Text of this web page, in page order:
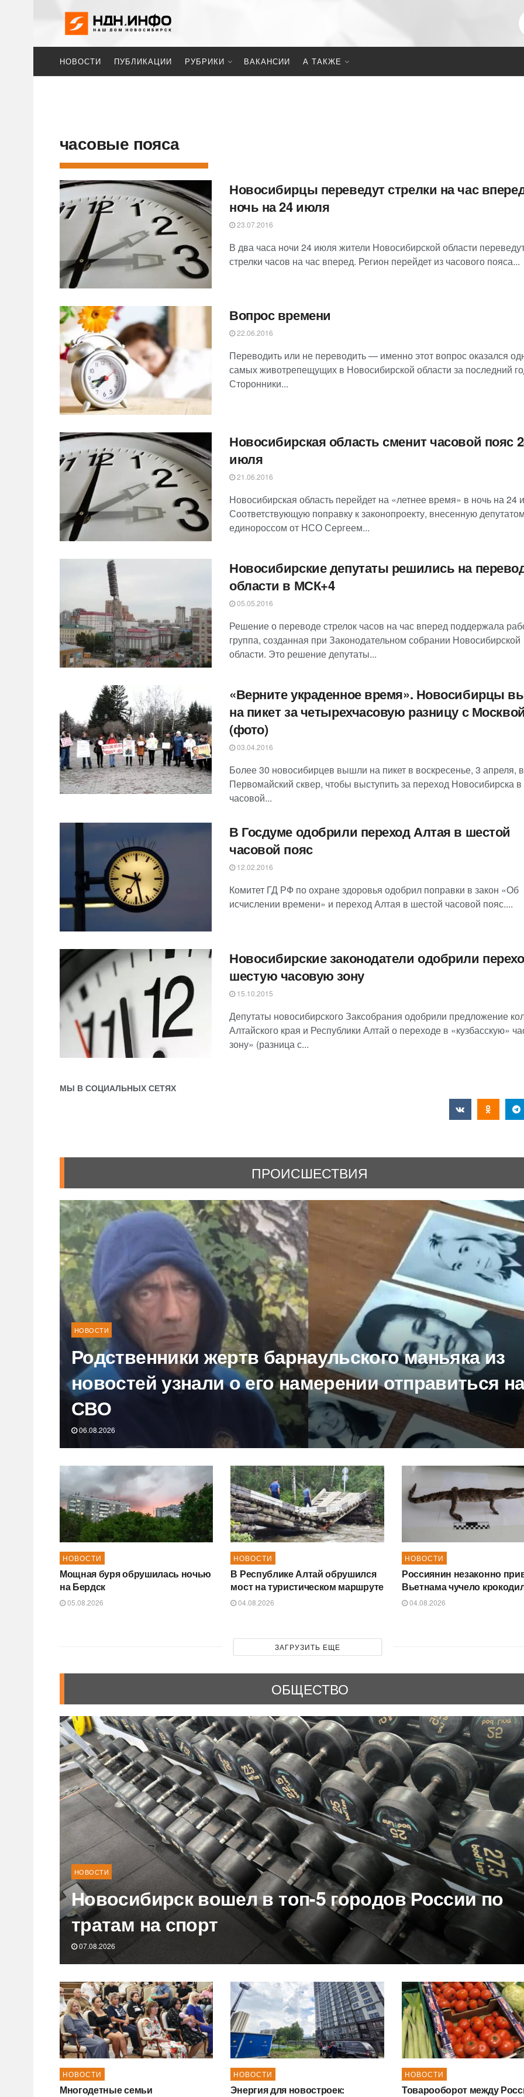
НОВОСТИ ПУБЛИКАЦИИ РУБРИКИ ВАКАНСИИ А ТАКЖЕ
часовые пояса
Новосибирцы переведут стрелки на час
ночь на 24 июля
23.07.2016
В два часа ночи 24 июля жители Новосибирской области
стрелки часов на час вперед. Регион перейдет из часового пояса...
Вопрос времени
22.06.2016
Переводить или не переводить — именно этот вопрос оказался
самых животрепещущих в Новосибирской области за последний
Сторонники...
Новосибирская область сменит часовой пояс
июля
21.06.2016
Новосибирская область перейдет на «летнее время» в ночь на 24
Соответствующую поправку к законопроекту, внесенную
единороссом от НСО Сергеем...
Новосибирские депутаты решились на
области в МСК+4
05.05.2016
Решение о переводе стрелок часов на час вперед поддержала
группа, созданная при Законодательном собрании Новосибирской
области. Это решение депутаты...
«Верните украденное время». Новосибирцы
на пикет за четырехчасовую разницу с
(фото)
03.04.2016
Более 30 новосибирцев вышли на пикет в воскресенье, 3 апреля, в
Первомайский сквер, чтобы выступить за переход Новосибирска в
часовой...
В Госдуме одобрили переход Алтая в шестой
часовой пояс
12.02.2016
Комитет ГД РФ по охране здоровья одобрил поправки в закон «Об
исчислении времени» и переход Алтая в шестой часовой пояс....
Новосибирские законодатели одобрили
шестую часовую зону
15.10.2015
Депутаты новосибирского Заксобрания одобрили предложение
Алтайского края и Республики Алтай о переходе в «кузбасскую»
зону» (разница с...
МЫ В СОЦИАЛЬНЫХ СЕТЯХ
ПРОИСШЕСТВИЯ
НОВОСТИ
Родственники жертв барнаульского маньяка из
новостей узнали о его намерении отправиться
СВО
06.08.2026
НОВОСТИ
Мощная буря обрушилась ночью
на Бердск
05.08.2026
НОВОСТИ
В Республике Алтай обрушился
мост на туристическом маршруте
04.08.2026
НОВОСТИ
Россиянин незаконно
Вьетнама чучело
04.08.2026
ЗАГРУЗИТЬ ЕЩЕ
ОБЩЕСТВО
НОВОСТИ
Новосибирск вошел в топ-5 городов России по
тратам на спорт
07.08.2026
НОВОСТИ
Многодетные семьи
НОВОСТИ
Энергия для новостроек:
НОВОСТИ
Товарооборот между